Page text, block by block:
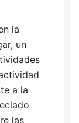
la
un
a la
las